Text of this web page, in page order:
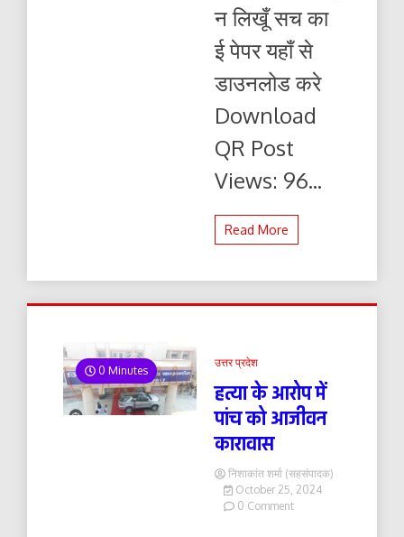
सच
26.10.2024
ई-
पेपर
यहाँ
पढ़ें
डाउनलोड
न लिखूँ सच का
ई पेपर यहाँ से
डाउनलोड करे
Download
QR Post
Views: 96...
Read More
0 Minutes
उत्तर प्रदेश
हत्या के आरोप में
पांच को आजीवन
कारावास
निशाकांत शर्मा (सहसंपादक)
October 25, 2024
0 Commenton